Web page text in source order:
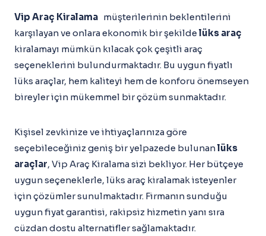
Vip Araç Kiralama müşterilerinin beklentilerini
karşılayan ve onlara ekonomik bir şekilde lüks araç
kiralamayı mümkün kılacak çok çeşitli araç
seçeneklerini bulundurmaktadır. Bu uygun fiyatlı
lüks araçlar, hem kaliteyi hem de konforu önemseyen
bireyler için mükemmel bir çözüm sunmaktadır.
Kişisel zevkinize ve ihtiyaçlarınıza göre
seçebileceğiniz geniş bir yelpazede bulunanlüks
araçlar, Vip Araç Kiralama sizi bekliyor. Her bütçeye
uygun seçeneklerle, lüks araç kiralamak isteyenler
için çözümler sunulmaktadır. Firmanın sunduğu
uygun fiyat garantisi, rakipsiz hizmetin yanı sıra
cüzdan dostu alternatifler sağlamaktadır.